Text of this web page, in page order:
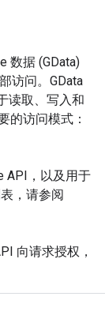
数据 (GData)
访问。GData
读取、写入和
的访问模式：
API，以及用于
，请参阅
向请求授权，